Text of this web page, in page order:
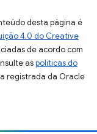
desta página é
4.0 do Creative
de acordo com
aspolíticas do
registrada da Oracle